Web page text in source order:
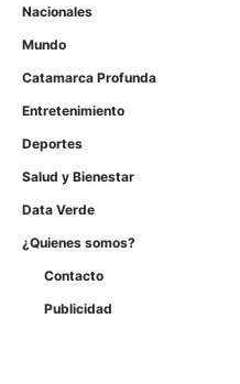
Nacionales
Mundo
Catamarca Profunda
Entretenimiento
Deportes
Salud y Bienestar
Data Verde
¿Quienes somos?
Contacto
Publicidad